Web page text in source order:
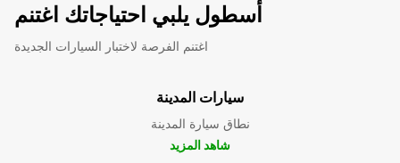
أسطول يلبي احتياجاتك اغتنم
اغتنم الفرصة لاختبار السيارات الجديدة
سيارات المدينة
نطاق سيارة المدينة
شاهد المزيد